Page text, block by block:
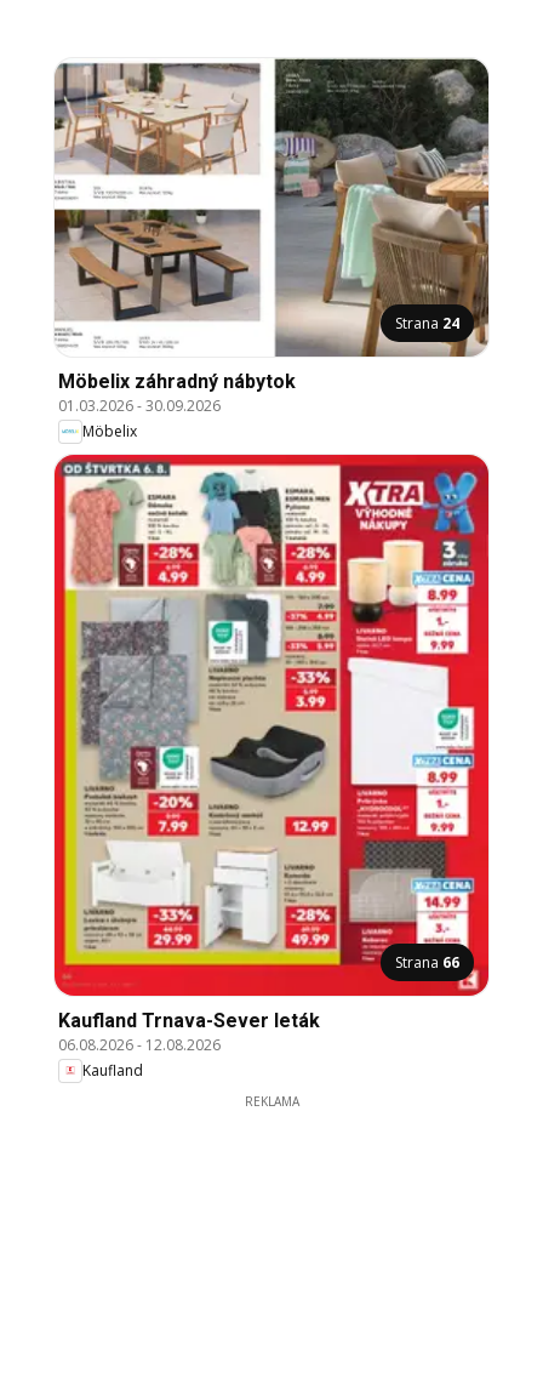
Strana 24
Möbelix záhradný nábytok
01.03.2026-30.09.2026
Möbelix
Strana 66
Kaufland Trnava-Sever leták
06.08.2026- 12.08.2026
Kaufland
REKLAMA